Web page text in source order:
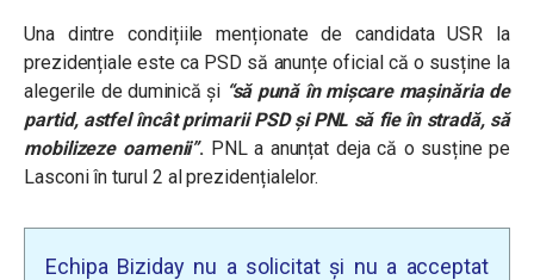
Una dintre condițiile menționate de candidata USR la
prezidențiale este ca PSD să anunțe oficial că o susține la
alegerile de duminică și “să pună în mișcare mașinăria de
partid, astfel încât primarii PSD și PNL să fie în stradă, să
mobilizeze oamenii”. PNL a anunțat deja că o susține pe
Lasconi în turul 2 al prezidențialelor.
Echipa Biziday nu a solicitat și nu a acceptat